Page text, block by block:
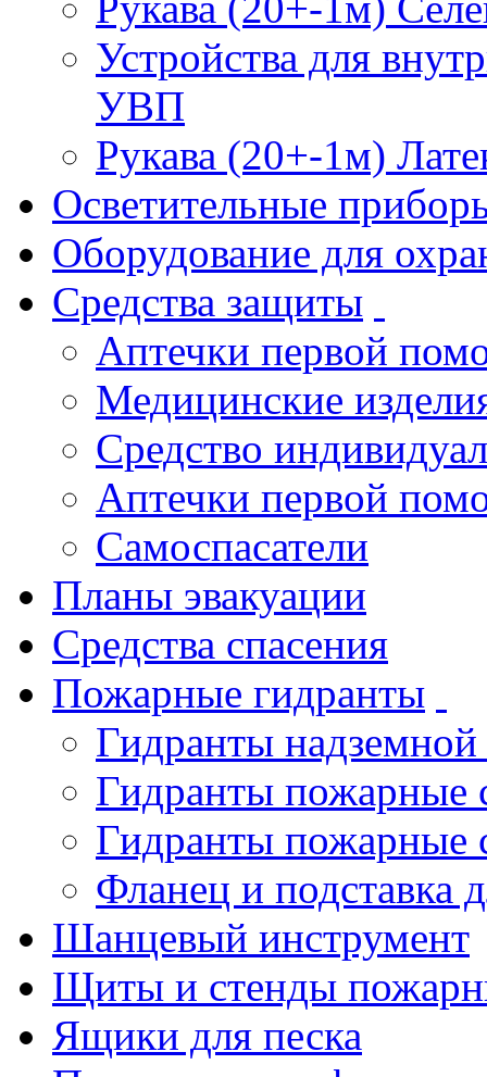
Устройства для
УВП
Рукава (20+-1м)
Осветительные
Оборудование для
Средства защиты
Аптечки первой
Медицинские
Средство
Аптечки первой
Самоспасатели
Планы эвакуации
Средства спасения
Пожарные гидранты
Гидранты
Гидранты пожарные
Гидранты пожарные
Фланец и подставка
Шанцевый инструмент
Щиты и стенды
Ящики для песка